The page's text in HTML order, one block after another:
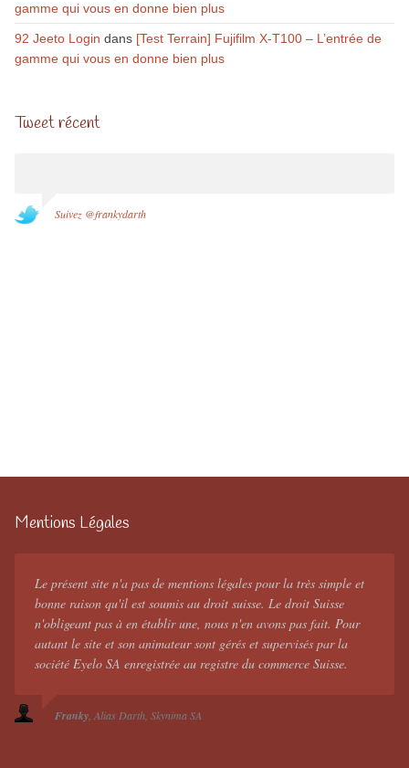
gamme qui vous en donne bien plus
92 Jeeto Login dans [Test Terrain] Fujifilm X-T100 – L’entrée de
gamme qui vous en donne bien plus
Tweet récent
Suivez @frankydarth
Mentions Légales
Le présent site n'a pas de mentions légales pour la très simple et
bonne raison qu'il est soumis au droit suisse. Le droit Suisse
n'obligeant pas à en établir une, nous n'en avons pas fait. Pour
autant le site et son animateur sont gérés et supervisés par la
société Eyelo SA enregistrée au registre du commerce Suisse.
Franky Alias Darth Skynima SA